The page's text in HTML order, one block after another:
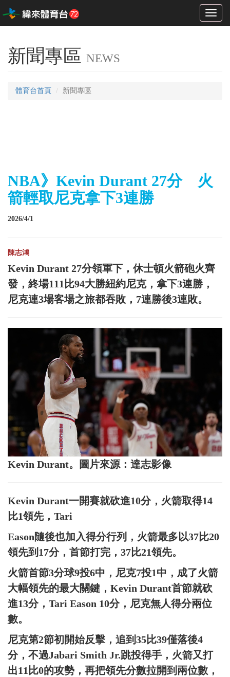
Toggle
新聞專區 NEWS
體育台首頁 新聞專區
NBA》Kevin Durant 27分 火
箭輕取尼克拿下3連勝
2026/4/1
陳志鴻
Kevin Durant 27分領軍下，休士頓火箭砲火齊
發，終場111比94大勝紐約尼克，拿下3連勝，
尼克連3場客場之旅都吞敗，7連勝後3連敗。
Kevin Durant。圖片來源：達志影像
Kevin Durant一開賽就砍進10分，火箭取得14
比1領先，Tari
Eason隨後也加入得分行列，火箭最多以37比20
領先到17分，首節打完，37比21領先。
火箭首節3分球9投6中，尼克7投1中，成了火箭
大幅領先的最大關鍵，Kevin Durant首節就砍
進13分，Tari Eason 10分，尼克無人得分兩位
數。
尼克第2節初開始反擊，追到35比39僅落後4
分，不過Jabari Smith Jr.跳投得手，火箭又打
出11比0的攻勢，再把領先分數拉開到兩位數，